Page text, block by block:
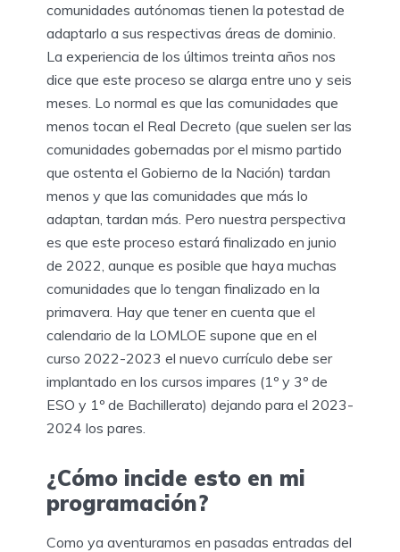
comunidades autónomas tienen la potestad de
adaptarlo a sus respectivas áreas de dominio.
La experiencia de los últimos treinta años nos
dice que este proceso se alarga entre uno y seis
meses. Lo normal es que las comunidades que
menos tocan el Real Decreto (que suelen ser las
comunidades gobernadas por el mismo partido
que ostenta el Gobierno de la Nación) tardan
menos y que las comunidades que más lo
adaptan, tardan más. Pero nuestra perspectiva
es que este proceso estará finalizado en junio
de 2022, aunque es posible que haya muchas
comunidades que lo tengan finalizado en la
primavera. Hay que tener en cuenta que el
calendario de la LOMLOE supone que en el
curso 2022-2023 el nuevo currículo debe ser
implantado en los cursos impares (1º y 3º de
ESO y 1º de Bachillerato) dejando para el 2023-
2024 los pares.
¿Cómo incide esto en mi
programación?
Como ya aventuramos en pasadas entradas del